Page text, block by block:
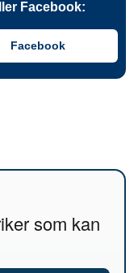
Facebook:
Facebook
som kan